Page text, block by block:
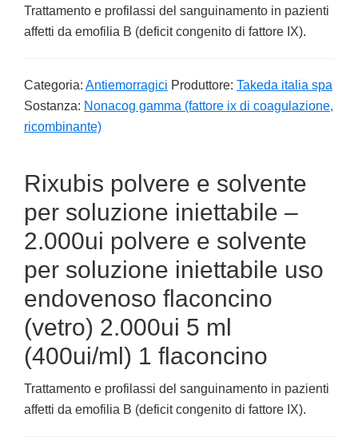
Trattamento e profilassi del sanguinamento in pazienti
affetti da emofilia B (deficit congenito di fattore IX).
Categoria: Antiemorragici Produttore: Takeda italia spa
Sostanza: Nonacog gamma (fattore ix di coagulazione,
ricombinante)
Rixubis polvere e solvente
per soluzione iniettabile –
2.000ui polvere e solvente
per soluzione iniettabile uso
endovenoso flaconcino
(vetro) 2.000ui 5 ml
(400ui/ml) 1 flaconcino
Trattamento e profilassi del sanguinamento in pazienti
affetti da emofilia B (deficit congenito di fattore IX).